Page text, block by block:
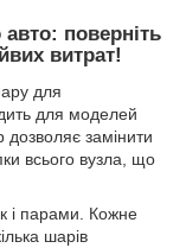
поверніть
витрат!
для
для моделей
дозволяє замінити
всього вузла, що
і парами. Кожне
шарів